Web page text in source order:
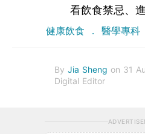
看飲食禁忌、
健康飲食 醫學專科
By Jia Sheng on 31
Digital Editor